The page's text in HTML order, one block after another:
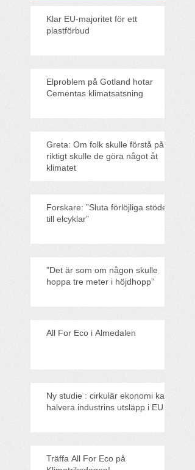
Klar EU-majoritet för ett
plastförbud
Elproblem på Gotland hotar
Cementas klimatsatsning
Greta: Om folk skulle förstå på
riktigt skulle de göra något åt
klimatet
Forskare: ”Sluta förlöjliga stödet
till elcyklar”
”Det är som om någon skulle
hoppa tre meter i höjdhopp”
All For Eco i Almedalen
Ny studie : cirkulär ekonomi kan
halvera industrins utsläpp i EU
Träffa All For Eco på